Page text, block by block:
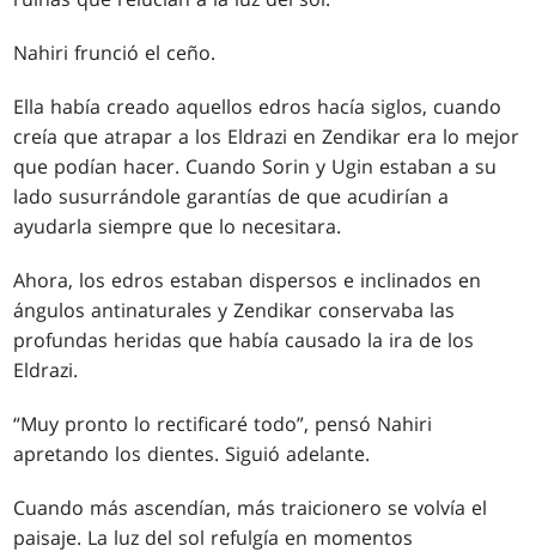
Nahiri frunció el ceño.
Ella había creado aquellos edros hacía siglos, cuando
creía que atrapar a los Eldrazi en Zendikar era lo mejor
que podían hacer. Cuando Sorin y Ugin estaban a su
lado susurrándole garantías de que acudirían a
ayudarla siempre que lo necesitara.
Ahora, los edros estaban dispersos e inclinados en
ángulos antinaturales y Zendikar conservaba las
profundas heridas que había causado la ira de los
Eldrazi.
“Muy pronto lo rectificaré todo”, pensó Nahiri
apretando los dientes. Siguió adelante.
Cuando más ascendían, más traicionero se volvía el
paisaje. La luz del sol refulgía en momentos